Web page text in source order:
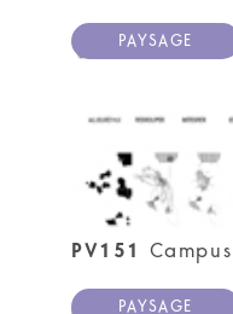
PV151
PAYSAGE
PAYSAGE